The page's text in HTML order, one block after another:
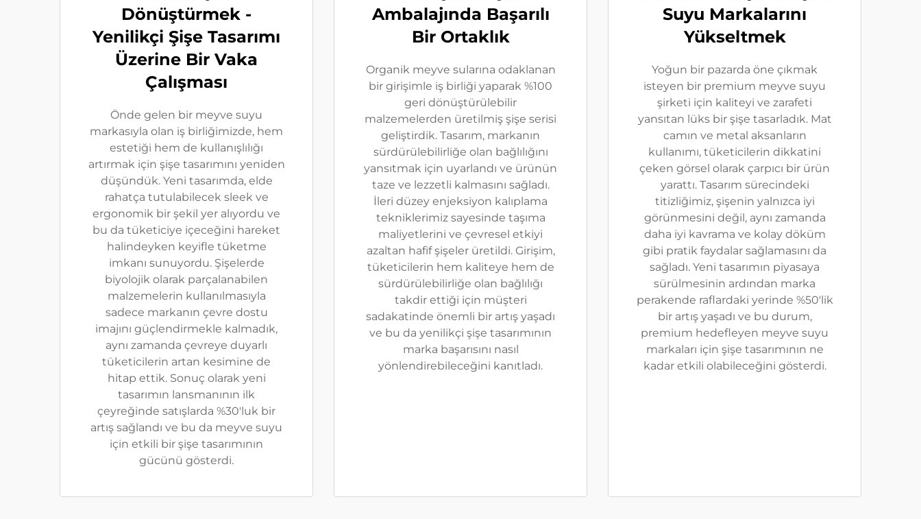
Dönüştürmek -
Yenilikçi Şişe Tasarımı
Üzerine Bir Vaka
Çalışması
Önde gelen bir meyve suyu
markasıyla olan iş birliğimizde, hem
estetiği hem de kullanışlılığı
artırmak için şişe tasarımını yeniden
düşündük. Yeni tasarımda, elde
rahatça tutulabilecek sleek ve
ergonomik bir şekil yer alıyordu ve
bu da tüketiciye içeceğini hareket
halindeyken keyifle tüketme
imkanı sunuyordu. Şişelerde
biyolojik olarak parçalanabilen
malzemelerin kullanılmasıyla
sadece markanın çevre dostu
imajını güçlendirmekle kalmadık,
aynı zamanda çevreye duyarlı
tüketicilerin artan kesimine de
hitap ettik. Sonuç olarak yeni
tasarımın lansmanının ilk
çeyreğinde satışlarda %30'luk bir
artış sağlandı ve bu da meyve suyu
için etkili bir şişe tasarımının
gücünü gösterdi.
Ambalajında Başarılı
Bir Ortaklık
Organik meyve sularına odaklanan
bir girişimle iş birliği yaparak %100
geri dönüştürülebilir
malzemelerden üretilmiş şişe serisi
geliştirdik. Tasarım, markanın
sürdürülebilirliğe olan bağlılığını
yansıtmak için uyarlandı ve ürünün
taze ve lezzetli kalmasını sağladı.
İleri düzey enjeksiyon kalıplama
tekniklerimiz sayesinde taşıma
maliyetlerini ve çevresel etkiyi
azaltan hafif şişeler üretildi. Girişim,
tüketicilerin hem kaliteye hem de
sürdürülebilirliğe olan bağlılığı
takdir ettiği için müşteri
sadakatinde önemli bir artış yaşadı
ve bu da yenilikçi şişe tasarımının
marka başarısını nasıl
yönlendirebileceğini kanıtladı.
Suyu Markalarını
Yükseltmek
Yoğun bir pazarda öne çıkmak
isteyen bir premium meyve suyu
şirketi için kaliteyi ve zarafeti
yansıtan lüks bir şişe tasarladık. Mat
camın ve metal aksanların
kullanımı, tüketicilerin dikkatini
çeken görsel olarak çarpıcı bir ürün
yarattı. Tasarım sürecindeki
titizliğimiz, şişenin yalnızca iyi
görünmesini değil, aynı zamanda
daha iyi kavrama ve kolay döküm
gibi pratik faydalar sağlamasını da
sağladı. Yeni tasarımın piyasaya
sürülmesinin ardından marka
perakende raflardaki yerinde %50'lik
bir artış yaşadı ve bu durum,
premium hedefleyen meyve suyu
markaları için şişe tasarımının ne
kadar etkili olabileceğini gösterdi.